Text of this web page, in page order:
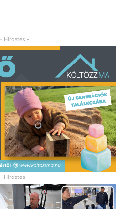
- Hirdetés -
- Hirdetés -